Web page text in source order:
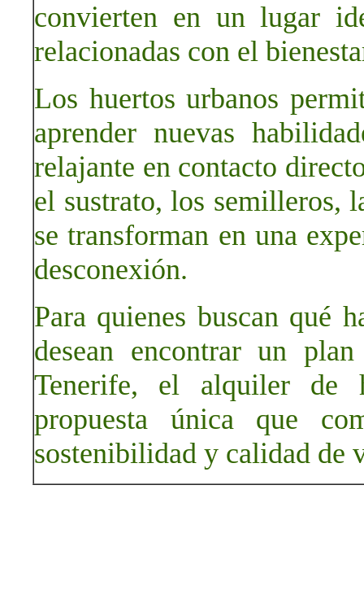
convierten en un lugar
relacionadas con el
Los huertos urbanos
aprender nuevas
relajante en contacto
el sustrato, los semilleros,
se transforman en una
desconexión.
Para quienes buscan qué
desean encontrar un
Tenerife, el alquiler de
propuesta única que
sostenibilidad y calidad de